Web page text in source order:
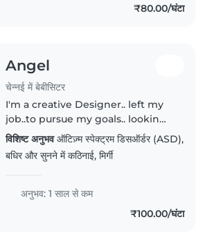
₹80.00/घंटा
Angel
चेन्नई में बेबीसिटर
I'm a creative Designer.. left my
job..to pursue my goals.. looking
for any part time Jobs to kinda
save some money to achieve my
goals.. the reason I chose
विशिष्ट अनुभवऑटिज़्म स्पेक्ट्रम डिसऑर्डर (ASD),
बधिर और सुनने में कठिनाई, मिर्गी
अनुभव: 1 साल से कम
₹100.00/घंटा